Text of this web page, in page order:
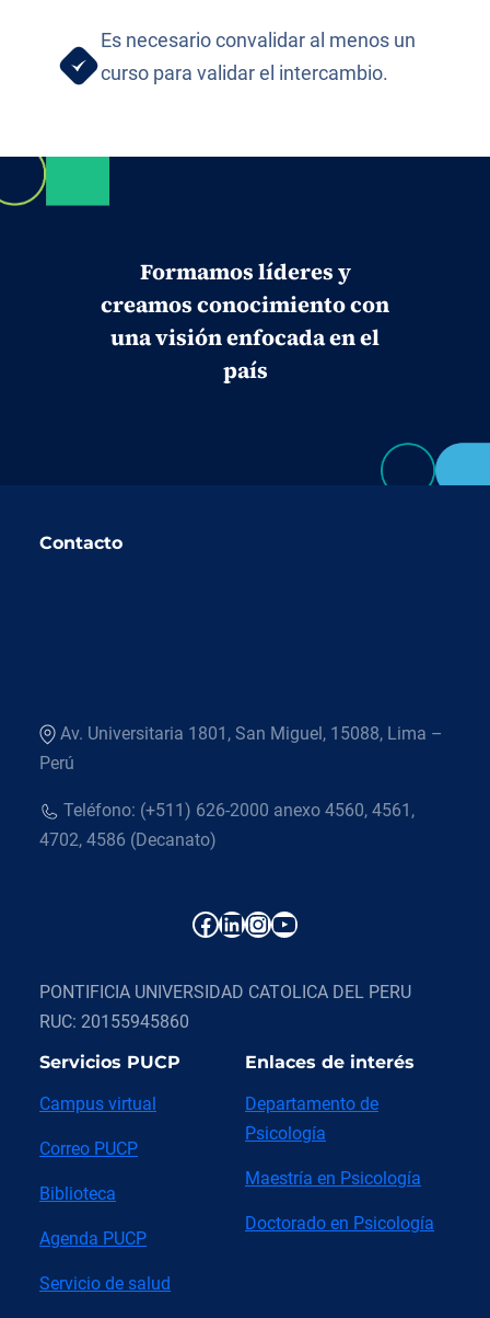
Es necesario convalidar al menos un
curso para validar el intercambio.
Formamos líderes y
creamos conocimiento con
una visión enfocada en el
país
Contacto
Av. Universitaria 1801, San Miguel, 15088, Lima –
Perú
Teléfono: (+511) 626-2000 anexo 4560, 4561,
4702, 4586 (Decanato)
Facebook LinkedIn InstagramYouTube
PONTIFICIA UNIVERSIDAD CATOLICA DEL PERU
RUC: 20155945860
Servicios PUCP
Campus virtual
Correo PUCP
Biblioteca
Agenda PUCP
Servicio de salud
Enlaces de interés
Departamento de
Psicología
Maestría en Psicología
Doctorado en Psicología